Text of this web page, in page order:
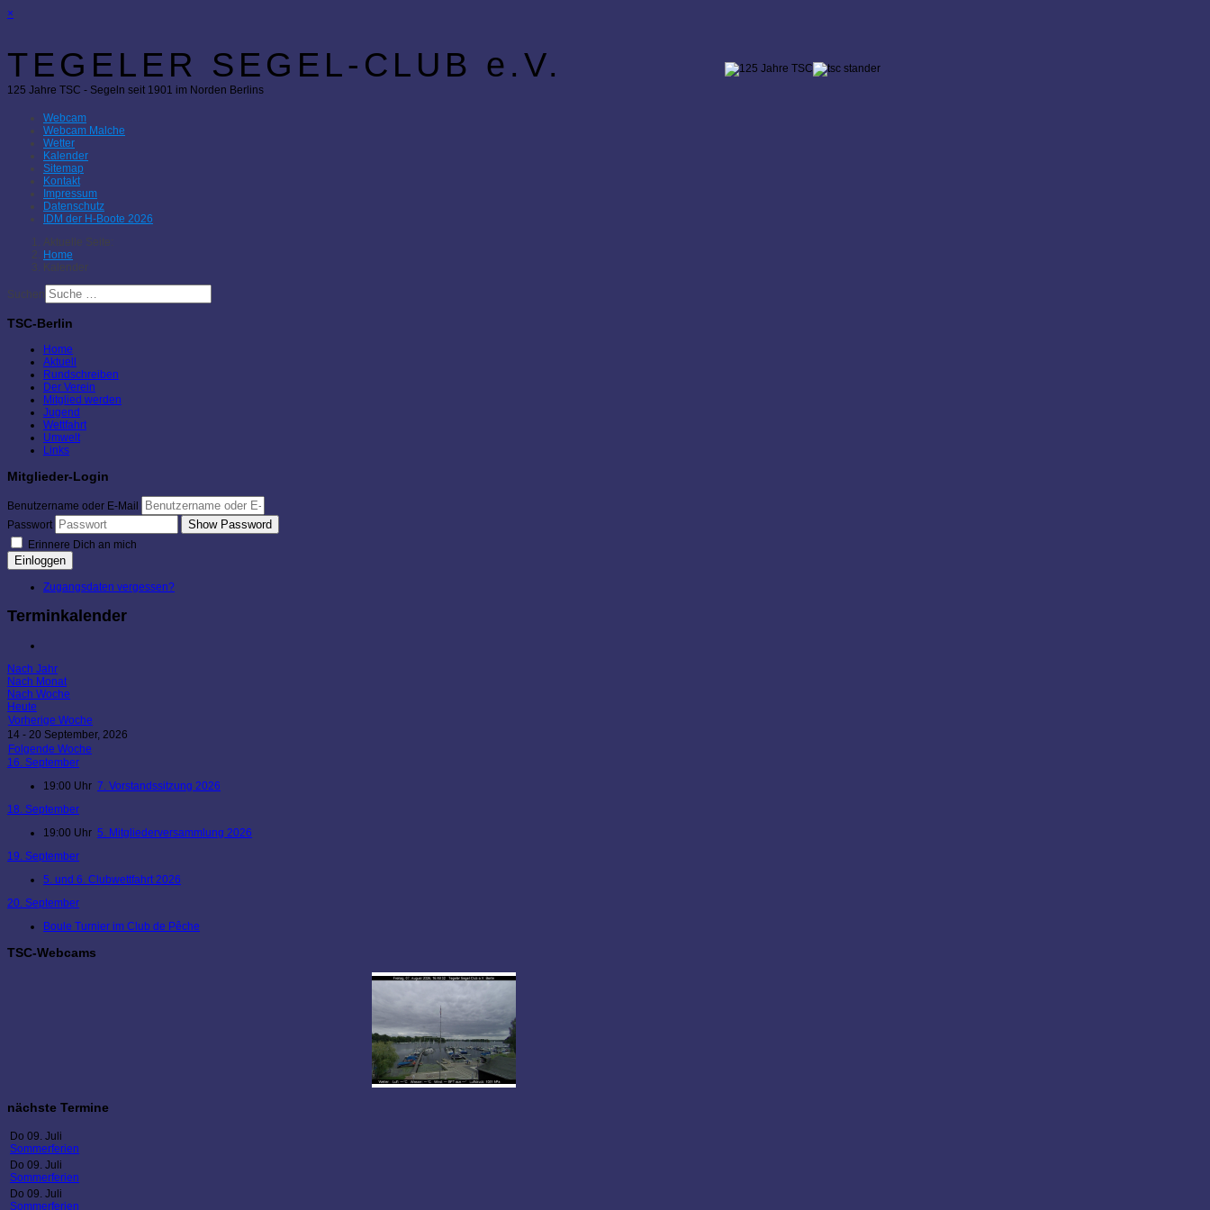
×
TEGELER SEGEL-CLUB e.V.
125 Jahre TSC - Segeln seit 1901 im Norden Berlins
Webcam
Webcam Malche
Wetter
Kalender
Sitemap
Kontakt
Impressum
Datenschutz
IDM der H-Boote 2026
Aktuelle Seite:
Home
Kalender
Suchen
TSC-Berlin
Home
Aktuell
Rundschreiben
Der Verein
Mitglied werden
Jugend
Wettfahrt
Umwelt
Links
Mitglieder-Login
Benutzername oder E-Mail
Passwort
Show Password
Erinnere Dich an mich
Einloggen
Zugangsdaten vergessen?
Terminkalender
Nach Jahr
Nach Monat
Nach Woche
Heute
Vorherige Woche
14 - 20 September, 2026
Folgende Woche
16. September
19:00 Uhr 7. Vorstandssitzung 2026
18. September
19:00 Uhr 5. Mitgliederversammlung 2026
19. September
5. und 6. Clubwettfahrt 2026
20. September
Boule Turnier im Club de Pêche
TSC-Webcams
nächste Termine
Do 09. Juli
Sommerferien
Do 09. Juli
Sommerferien
Do 09. Juli
Sommerferien